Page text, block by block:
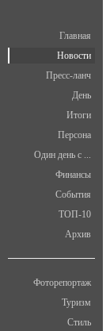
Главная
Новости
Пресс-ланч
День
Итоги
Персона
Один день с ...
Финансы
События
ТОП-10
Архив
Фоторепортаж
Туризм
Стиль